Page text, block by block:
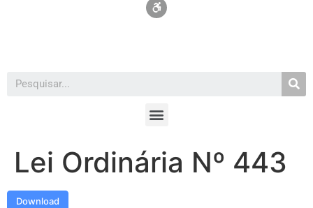
Lei Ordinária Nº 443
Download